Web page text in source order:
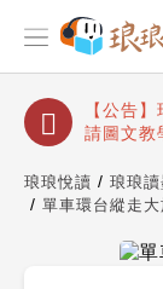
【公告】
【公告】
【公告
請圖文教
查詢
【公告
琅琅悅讀 琅琅讀
單車環台縱走大